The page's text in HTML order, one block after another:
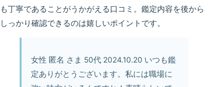
も丁寧であることがうかがえる口コミ。鑑定内容を後から
しっかり確認できるのは嬉しいポイントです。
女性 匿名 さま 50代 2024.10.20 いつも鑑
定ありがとうございます。私には職場に